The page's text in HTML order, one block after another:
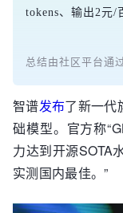
tokens、输出2元/
总结由社区平台通
智谱发布了新一代
础模型。官方称
力达到开源SOTA
实测国内最佳。”